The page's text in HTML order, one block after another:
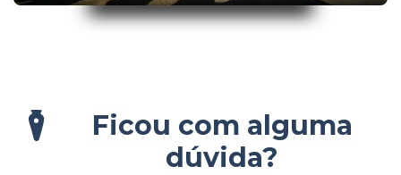
Ficou com alguma
dúvida?